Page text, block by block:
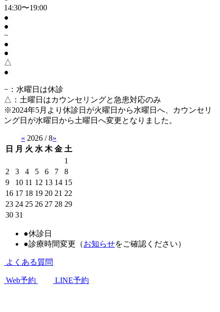
14:30〜19:00
●
●
−
●
●
△
●
− ：水曜日は休診
△ ：土曜日はカウンセリングと急患対応のみ
※2024年5月より休診日が火曜日から水曜日へ、カウンセリ
ング日が水曜日から土曜日へ変更となりました。
« 2026 / 8»
日
月 火 水 木 金 土
1
2
3 4 5 6 7
8
9
10 11 12 13 14 15
16 17 18 19 20 21 22
23 24 25 26 27 28 29
30 31
●休診日
●診療時間変更（お知らせをご確認ください）
よくある質問
Web予約 LINE予約